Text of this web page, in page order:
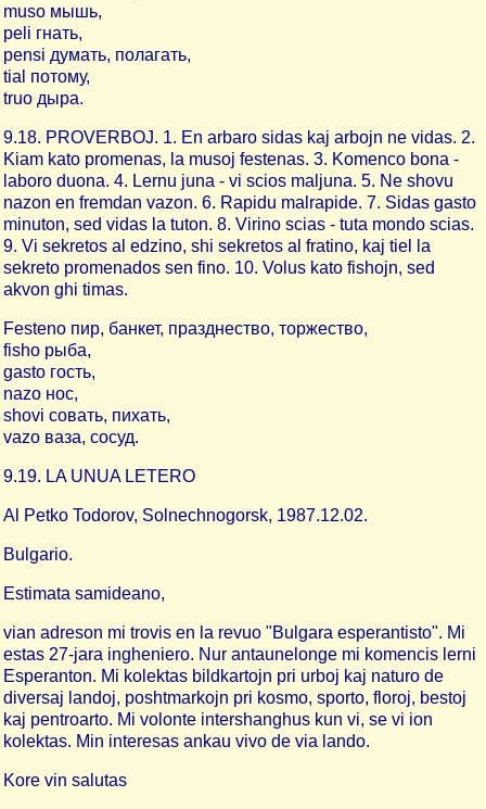
muso мышь,
peli гнать,
pensi думать, полагать,
tial потому,
truo дыра.
9.18. PROVERBOJ. 1. En arbaro sidas kaj arbojn ne vidas. 2.
Kiam kato promenas, la musoj festenas. 3. Komenco bona -
laboro duona. 4. Lernu juna - vi scios maljuna. 5. Ne shovu
nazon en fremdan vazon. 6. Rapidu malrapide. 7. Sidas gasto
minuton, sed vidas la tuton. 8. Virino scias - tuta mondo scias.
9. Vi sekretos al edzino, shi sekretos al fratino, kaj tiel la
sekreto promenados sen fino. 10. Volus kato fishojn, sed
akvon ghi timas.
Festeno пир, банкет, празднество, торжество,
fisho рыба,
gasto гость,
nazo нос,
shovi совать, пихать,
vazo ваза, сосуд.
9.19. LA UNUA LETERO
Al Petko Todorov, Solnechnogorsk, 1987.12.02.
Bulgario.
Estimata samideano,
vian adreson mi trovis en la revuo "Bulgara esperantisto". Mi
estas 27-jara ingheniero. Nur antaunelonge mi komencis lerni
Esperanton. Mi kolektas bildkartojn pri urboj kaj naturo de
diversaj landoj, poshtmarkojn pri kosmo, sporto, floroj, bestoj
kaj pentroarto. Mi volonte intershanghus kun vi, se vi ion
kolektas. Min interesas ankau vivo de via lando.
Kore vin salutas